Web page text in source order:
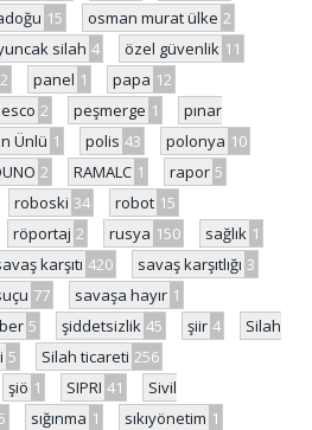
15 osman murat ülke 2
silah 4 özel güvenlik 11
panel 1 papa 12
2 peşmerge 1
pınar
Ünlü 1 polis 43 polonya 10
2 RAMALC 1 rapor 5
roboski 34 robot 15
röportaj 2 rusya 150 sağlık 1
karşıtı 420 savaş karşıtlığı 3
77 savaşa hayır 1
5 şiddetsizlik 45 şiir 4
Silah
5 Silah ticareti 256
şiö 1 SIPRI 41
Sivil
sığınma 1 sıkıyönetim 1